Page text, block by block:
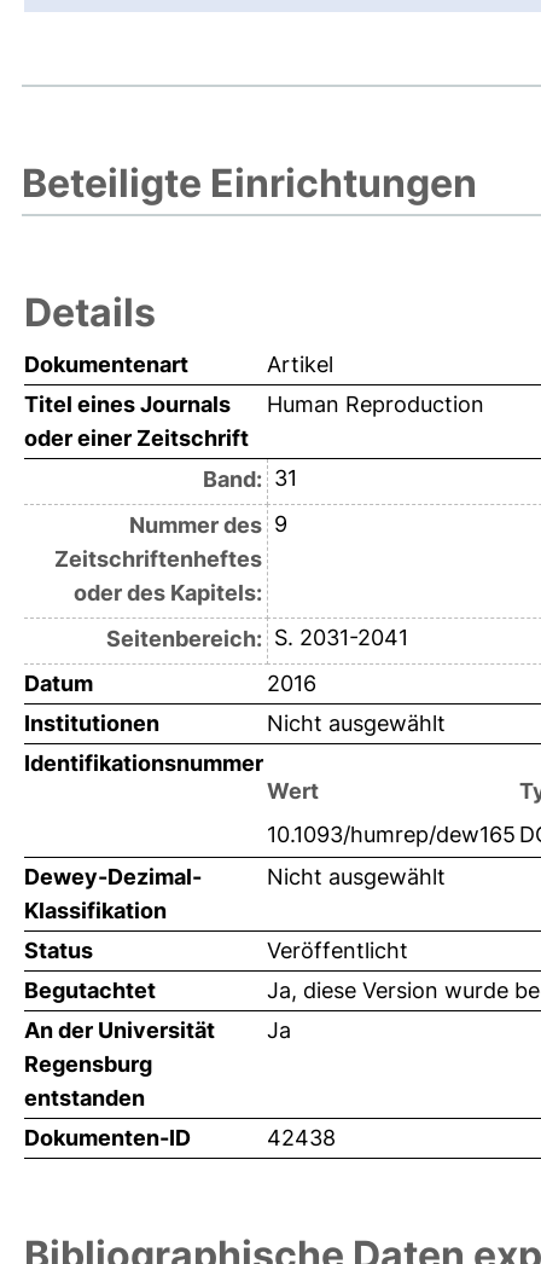
Beteiligte Einrichtungen
Details
Dokumentenart
Artikel
Titel eines Journals
oder einer Zeitschrift
Human Reproduction
Band: 31
Nummer des
Zeitschriftenheftes
oder des Kapitels:
9
Seitenbereich: S. 2031-2041
Datum
2016
Institutionen
Nicht ausgewählt
Identifikationsnummer
Wert
10.1093/humrep/dew165
Dewey-Dezimal-
Klassifikation
Nicht ausgewählt
Status
Veröffentlicht
Begutachtet
Ja, diese Version wurde
An der Universität
Regensburg
entstanden
Ja
Dokumenten-ID 42438